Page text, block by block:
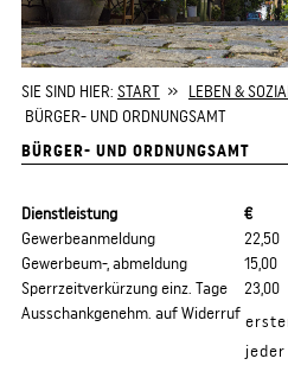
SIE SIND HIER: START» LEBEN &
BÜRGER- UND ORDNUNGSAMT
BÜRGER- UND ORDNUNGSAMT
Dienstleistung
€
Gewerbeanmeldung
22,50
Gewerbeum-, abmeldung
15,00
Sperrzeitverkürzung einz. Tage
23,00
Ausschankgenehm. auf Widerruf
jeder